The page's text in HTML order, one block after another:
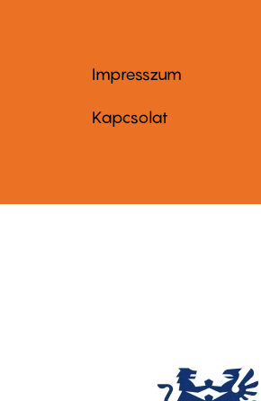
Footer
menu
Impresszum
Kapcsolat
other